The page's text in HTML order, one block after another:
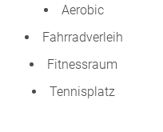
Aerobic
Fahrradverleih
Fitnessraum
Tennisplatz